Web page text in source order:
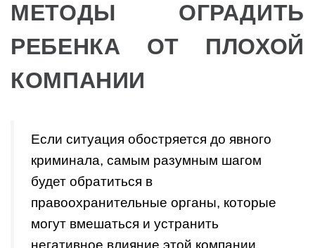
МЕТОДЫ ОГРАДИТЬ
РЕБЕНКА ОТ ПЛОХОЙ
КОМПАНИИ
Если ситуация обостряется до явного
криминала, самым разумным шагом
будет обратиться в
правоохранительные органы, которые
могут вмешаться и устранить
негативное влияние этой компании.